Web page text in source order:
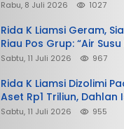
demi Untung”
Rabu, 8 Juli 2026 1027
Rida K Liamsi Geram,
Riau Pos Grup: “Air
Sabtu, 11 Juli 2026 967
Rida K Liamsi Dizolimi
Aset Rp1 Triliun, Dahlan
Membela
Sabtu, 11 Juli 2026 955